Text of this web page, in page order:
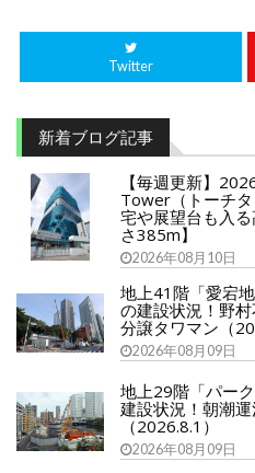
Twitter
新着ブログ記事
【毎週更新】
Tower（トーチ
宅や展望台も入
さ385m】
2026年08月10日
地上41階「愛宕
の建設状況！野
分譲タワマン（
2026年08月09日
地上29階「パー
建設状況！朝潮
（2026.8.1）
2026年08月09日